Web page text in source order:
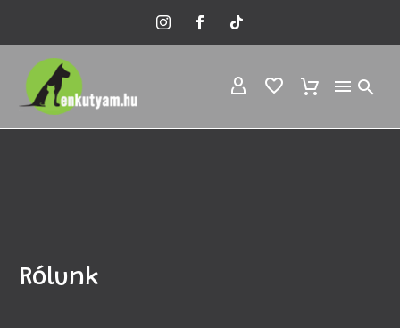
Rólunk